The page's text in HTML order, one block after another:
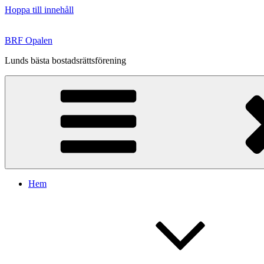
Hoppa till innehåll
BRF Opalen
Lunds bästa bostadsrättsförening
Hem